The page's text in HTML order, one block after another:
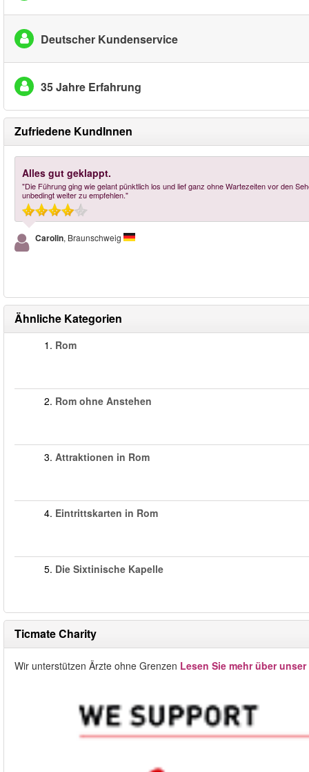
Deutscher Kundenservice
35 Jahre Erfahrung
Zufriedene KundInnen
Alles gut geklappt.
"Die Führung ging wie gelant pünktlich los und lief ganz ohne Wartezeiten vor den
unbedingt weiter zu empfehlen."
Carolin, Braunschweig
Ähnliche Kategorien
1. Rom
2. Rom ohne Anstehen
3. Attraktionen in Rom
4. Eintrittskarten in Rom
5. Die Sixtinische Kapelle
Ticmate Charity
Wir unterstützen Ärzte ohne Grenzen Lesen Sie mehr über